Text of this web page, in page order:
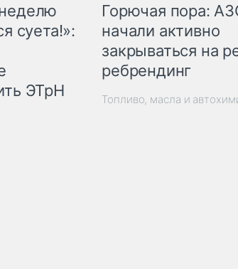
суета!»:
ЭТрН
Горючая пора:
начали активно
закрываться на
ребрендинг
Топливо, масла и